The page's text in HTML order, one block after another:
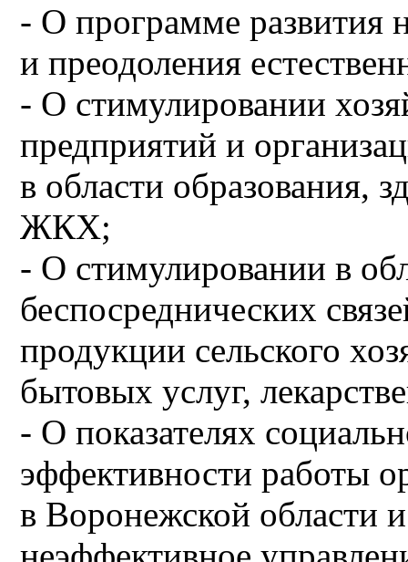
- О программе развития
и преодоления
- О стимулировании
предприятий и
в области образования,
ЖКХ;
- О стимулировании в
беспосреднических
продукции сельского
бытовых услуг,
- О показателях
эффективности работы
в Воронежской области